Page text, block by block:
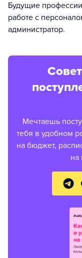
Будущие
работе с
администратор.
Мечтаешь
тебя в удобном
на бюджет,
на